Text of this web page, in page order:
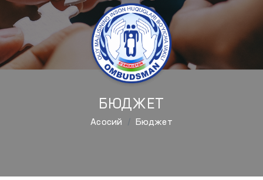
БЮДЖЕТ
Aсосий Бюджет